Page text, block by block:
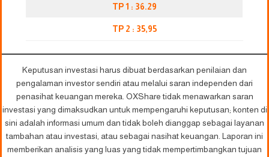
TP 1 : 36.29
TP 2 : 35,95
Keputusan investasi harus dibuat berdasarkan penilaian dan
pengalaman investor sendiri atau melalui saran independen dari
penasihat keuangan mereka. OXShare tidak menawarkan saran
investasi yang dimaksudkan untuk mempengaruhi keputusan; konten di
sini adalah informasi umum dan tidak boleh dianggap sebagai layanan
tambahan atau investasi, atau sebagai nasihat keuangan. Laporan ini
memberikan analisis yang luas yang tidak mempertimbangkan tujuan